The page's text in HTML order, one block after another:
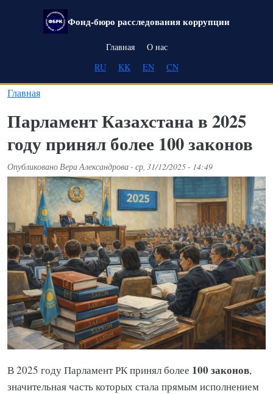
Перейти к основному содержанию
Фонд-бюро расследования коррупции
Main navigation
Главная
О нас
RU
KK EN CN
Главная
Парламент Казахстана в 2025
году принял более 100 законов
ОпубликованоВера Александрова- ср, 31/12/2025 - 14:49
В 2025 году Парламент РК принял более 100 законов,
значительная часть которых стала прямым исполнением